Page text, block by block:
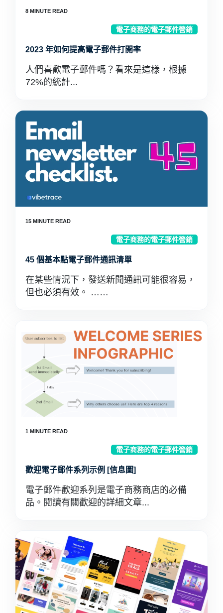
電子商務的電子郵件營銷
2023 年如何提高電子郵件打開率
人們喜歡電子郵件嗎？看來是這樣，根據
72%的統計...
電子商務的電子郵件營銷
45 個基本點電子郵件通訊清單
在某些情況下，發送新聞通訊可能很容易，
但也必須有效。 ……
電子商務的電子郵件營銷
歡迎電子郵件系列示例 [信息圖]
電子郵件歡迎系列是電子商務商店的必備
品。閱讀有關歡迎的詳細文章...